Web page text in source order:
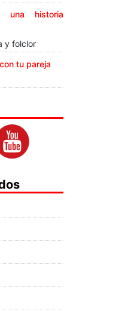
una historia
y folclor
tu pareja